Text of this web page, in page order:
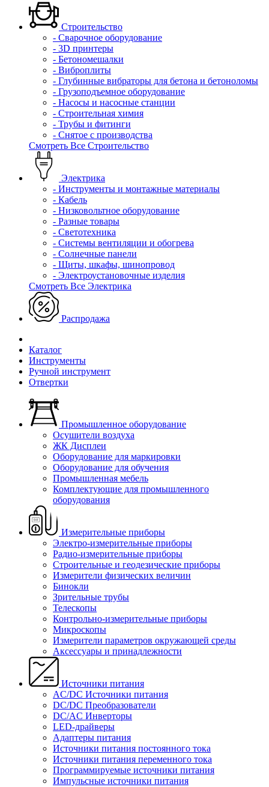
Строительство
- Сварочное оборудование
- 3D принтеры
- Бетономешалки
- Виброплиты
- Глубинные вибраторы для бетона и бетоноломы
- Грузоподъемное оборудование
- Насосы и насосные станции
- Строительная химия
- Трубы и фитинги
- Снятое с производства
Смотреть Все Строительство
Электрика
- Инструменты и монтажные материалы
- Кабель
- Низковольтное оборудование
- Разные товары
- Светотехника
- Системы вентиляции и обогрева
- Солнечные панели
- Щиты, шкафы, шинопровод
- Электроустановочные изделия
Смотреть Все Электрика
Распродажа
Каталог
Инструменты
Ручной инструмент
Отвертки
Промышленное оборудование
Осушители воздуха
ЖК Дисплеи
Оборудование для маркировки
Оборудование для обучения
Промышленная мебель
Комплектующие для промышленного
оборудования
Измерительные приборы
Электро-измерительные приборы
Радио-измерительные приборы
Строительные и геодезические приборы
Измерители физических величин
Бинокли
Зрительные трубы
Телескопы
Контрольно-измерительные приборы
Микроскопы
Измерители параметров окружающей среды
Аксессуары и принадлежности
Источники питания
AC/DC Источники питания
DC/DC Преобразователи
DC/AC Инверторы
LED-драйверы
Адаптеры питания
Источники питания постоянного тока
Источники питания переменного тока
Программируемые источники питания
Импульсные источники питания